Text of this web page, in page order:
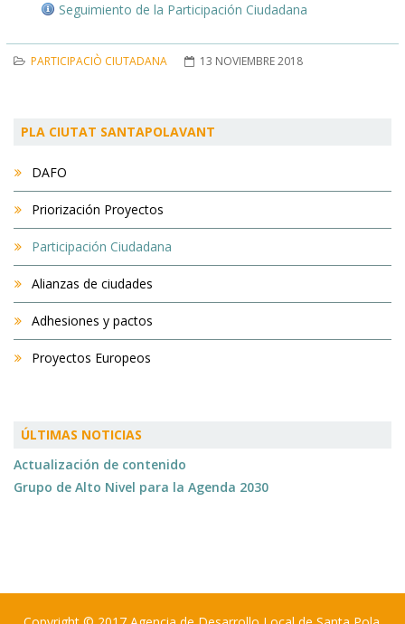
Seguimiento de la Participación Ciudadana
PARTICIPACIÒ CIUTADANA 13 NOVIEMBRE 2018
PLA CIUTAT SANTAPOLAVANT
DAFO
Priorización Proyectos
Participación Ciudadana
Alianzas de ciudades
Adhesiones y pactos
Proyectos Europeos
ÚLTIMAS NOTICIAS
Actualización de contenido
Grupo de Alto Nivel para la Agenda 2030